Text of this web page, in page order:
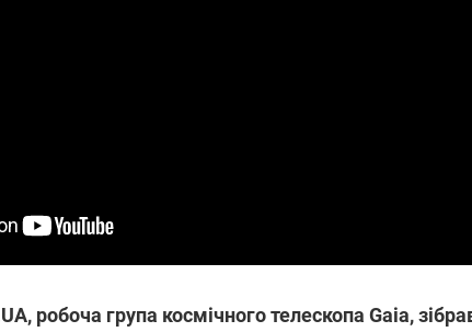
робоча група космічного телескопа Gaia,